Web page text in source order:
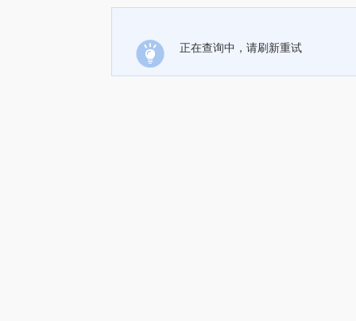
正在查询中，请刷新重试